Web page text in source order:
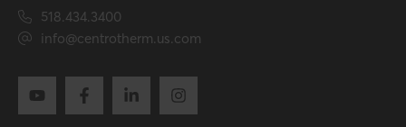
518.434.3400
info@centrotherm.us.com